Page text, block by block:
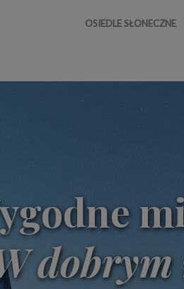
OSIEDLE SŁONECZNE